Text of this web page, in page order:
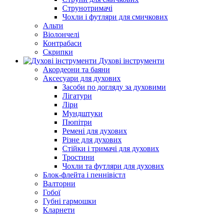
Струнотримачі
Чохли і футляри для смичкових
Альти
Віолончелі
Контрабаси
Скрипки
Духові інструменти
Акордеони та баяни
Аксесуари для духових
Засоби по догляду за духовими
Лігатури
Ліри
Мундштуки
Пюпітри
Ремені для духових
Різне для духових
Стійки і тримачі для духових
Тростини
Чохли та футляри для духових
Блок-флейта і пеннівістл
Валторни
Гобої
Губні гармошки
Кларнети